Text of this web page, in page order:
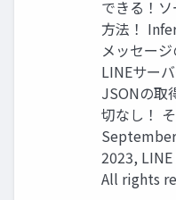
できる！
方法！
メッセー
LINEサー
JSONの取
切なし！
2023,
All rights